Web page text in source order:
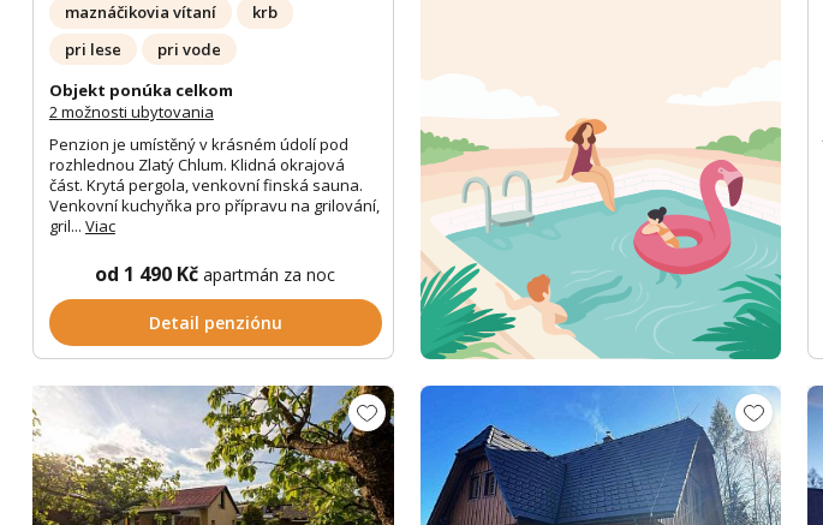
maznáčikovia vítaní
krb
pri lese
pri vode
Objekt ponúka celkom
2 možnosti ubytovania
Penzion je umístěný v krásném údolí pod
rozhlednou Zlatý Chlum. Klidná okrajová
část. Krytá pergola, venkovní finská sauna.
Venkovní kuchyňka pro přípravu na grilování,
gril... Viac
od 1 490 Kčapartmán za noc
Detail penziónu